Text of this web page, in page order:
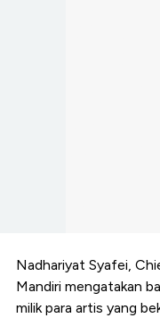
Nadhariyat Syafei,
Mandiri mengatakan
milik para artis yang